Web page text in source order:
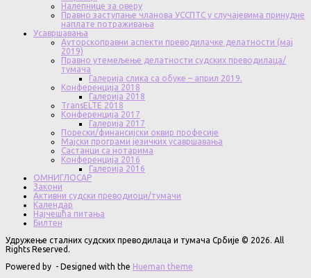
Налепнице за оверу
Правно заступање чланова УССПТС у случајевима принудне
наплате потраживања
Усавршавања
Ауторскоправни аспекти преводилачке делатности (мај
2019)
Правно утемељење делатности судских преводилаца/
тумача
Галерија слика са обуке – април 2019.
Конференција 2018
Галерија 2018
TransELTE 2018
Конференција 2017
Галерија 2017
Порески/финансијски оквир професије
Мајски програми језичких усавршавања
Састанци са нотарима
Конференција 2016
Галерија 2016
ОМНИГЛОСАР
Закони
Активни судски преводиоци/тумачи
Календар
Најчешћа питања
Билтен
Удружење сталних судских преводилаца и тумача Србије © 2026. All
Rights Reserved.
Powered by - Designed with the Hueman theme